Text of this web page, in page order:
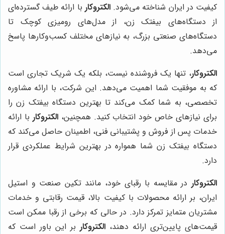
کیفیت در ایران شناخته می‌شود.الکتروکار با ارائه طیف گسترده‌ای
از دستگاه‌های بیفتک زن، از مدل‌های رومیزی کوچک تا
دستگاه‌های صنعتی بزرگ، به نیازهای مختلف کسب‌وکارها پاسخ
می‌دهد.
الکتروکار، تنها یک فروشنده نیست، بلکه یک شریک تجاری است
که به موفقیت شما اهمیت می‌دهد. این شرکت، با ارائه مشاوره
تخصصی، به شما کمک می‌کند تا بهترین دستگاه بیفتک زن را
برای نیازهای خاص خود انتخاب کنید. همچنین،الکتروکار با ارائه
خدمات پس از فروش و پشتیبانی فنی، اطمینان حاصل می‌کند که
دستگاه بیفتک زن شما همواره در بهترین شرایط عملکردی قرار
دارد.
الکتروکار در مقایسه با رقبای خود، مانند تکین صنعت و استیل
ایران، بر ارائه محصولات با کیفیت بالا، قیمت رقابتی و خدمات
مشتریان متمایز تمرکز دارد. در حالی که برخی از رقبا ممکن است
قیمت‌های پایین‌تری ارائه دهند، الکتروکار بر این باور است که